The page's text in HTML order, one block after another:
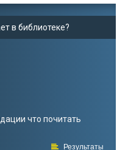
в библиотеке?
что почитать
Результаты